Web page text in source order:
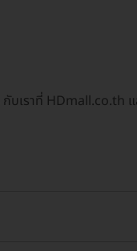
กับเราที่ HDmall.co.th